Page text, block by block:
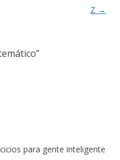
Z →
”
para gente inteligente